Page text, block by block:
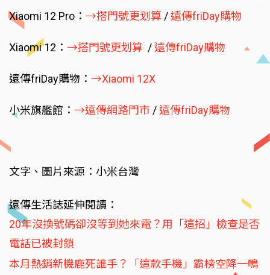
Xiaomi 12 Pro： →搭門號更划算 /遠傳friDay購物
Xiaomi 12： →搭門號更划算 /遠傳friDay購物
遠傳friDay購物： →Xiaomi 12X
小米旗艦館： →遠傳網路門市 /遠傳friDay購物
文字、圖片來源：小米台灣
遠傳生活誌延伸閱讀：
20年沒換號碼卻沒等到她來電？用「這招」檢查是否
電話已被封鎖
本月熱銷新機鹿死誰手？「這款手機」霸榜空降一鳴